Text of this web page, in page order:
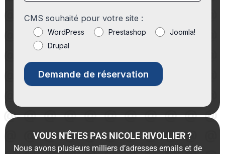
CMS souhaité pour votre site :
WordPress Prestashop
Joomla!
Drupal
VOUS N'ÊTES PAS NICOLE RIVOLLIER ?
Nous avons plusieurs milliers d’adresses emails et de